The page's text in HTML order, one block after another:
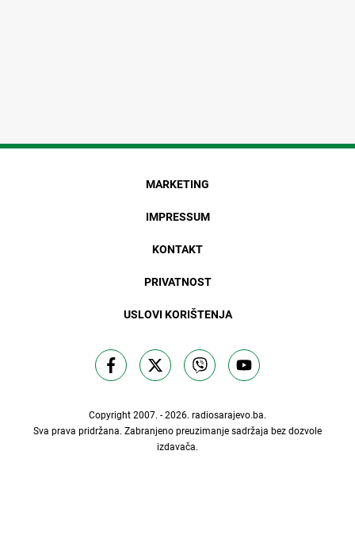
MARKETING
IMPRESSUM
KONTAKT
PRIVATNOST
USLOVI KORIŠTENJA
Copyright 2007. - 2026. radiosarajevo.ba.
Sva prava pridržana. Zabranjeno preuzimanje sadržaja bez dozvole
izdavača.